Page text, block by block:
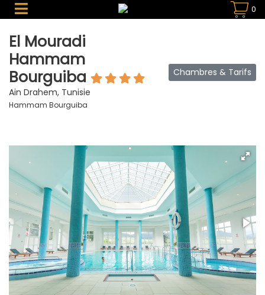
0
El Mouradi
Hammam
Bourguiba
Ain Drahem, Tunisie
Hammam Bourguiba
Chambres & Tarifs